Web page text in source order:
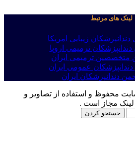
لینک های مرتبط
دندانپزشکان زیبایی امریکا
دندانپزشکان ترمیمی اروپا
متخصصین ترمیمی ایران
دندانپزشکان عمومی ایران
دندانپزشکان ایران
محفوظ و استفاده از تصاویر و
لینک مجاز است .
جستجو کردن